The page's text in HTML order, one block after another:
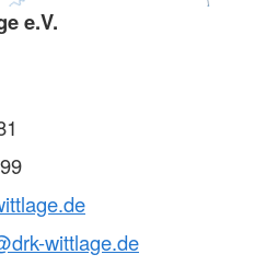
e.V.
wittlage.de